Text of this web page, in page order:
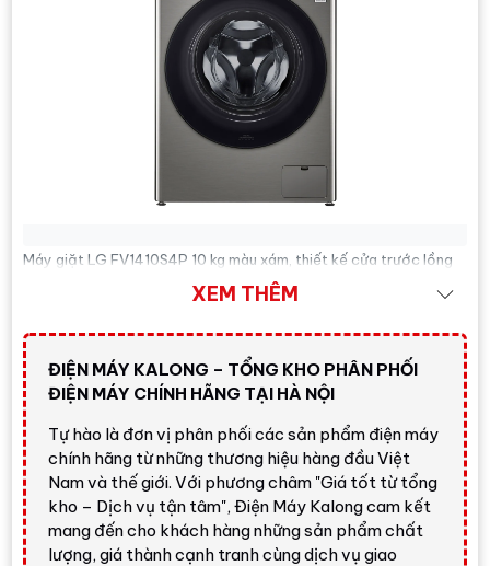
Máy giặt LG FV1410S4P 10 kg màu xám, thiết kế cửa trước lồng
ngang, phù hợp gia đình cần máy giặt hiện đại, giặt sạch và chăm
Trả lời nhanh:nếu bạn cần một chiếc
nước, giặt nhanh TurboWash, thêm đồ trong khi
giặt và điều khiển qua điện thoại,LG FV1410S4P
là lựa chọn đáng cân nhắc trong tầm giá. Giá tham
khảo tại Điện Máy Kalong:8.000.000 đ; vui lòng
liên hệ để nhận báo giá mới nhất.
XEM THÊM
ĐIỆN MÁY KALONG – TỔNG KHO PHÂN PHỐI
ĐIỆN MÁY CHÍNH HÃNG TẠI HÀ NỘI
Tự hào là đơn vị phân phối các sản phẩm điện máy
chính hãng từ những thương hiệu hàng đầu Việt
Nam và thế giới. Với phương châm "Giá tốt từ tổng
kho – Dịch vụ tận tâm", Điện Máy Kalong cam kết
mang đến cho khách hàng những sản phẩm chất
lượng, giá thành cạnh tranh cùng dịch vụ giao